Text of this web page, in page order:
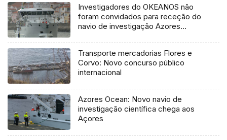
Investigadores do OKEANOS não
foram convidados para receção do
navio de investigação Azores
Transporte mercadorias Flores e
Corvo: Novo concurso público
internacional
Azores Ocean: Novo navio de
investigação científica chega aos
Açores